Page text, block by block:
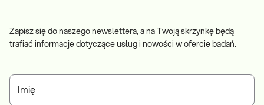
Zapisz się do naszego newslettera, a na Twoją skrzynkę będą
trafiać informacje dotyczące usług i nowości w ofercie badań.
Imię